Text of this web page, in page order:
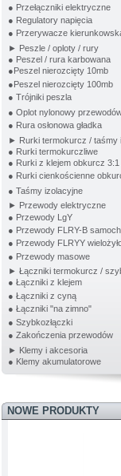
● Przełączniki elektryczne
● Regulatory napięcia
● Przerywacze
► Peszle / oploty / rury
● Peszel / rura karbowana
●Peszel nierozcięty 10mb
●Peszel nierozcięty 100mb
● Trójniki peszla
● Oplot nylonowy
● Rura osłonowa gładka
► Rurki termokurcz / taśmy
● Rurki termokurczliwe
● Rurki z klejem obkurcz 3:1
● Rurki cienkościenne
● Taśmy izolacyjne
► Przewody elektryczne
● Przewody LgY
● Przewody FLRY-B
● Przewody FLRYY
● Przewody masowe
► Łączniki termokurcz /
● Łączniki z klejem
● Łączniki z cyną
● Łączniki "na zimno"
● Szybkozłączki
● Zakończenia przewodów
► Klemy i akcesoria
● Klemy akumulatorowe
NOWE PRODUKTY